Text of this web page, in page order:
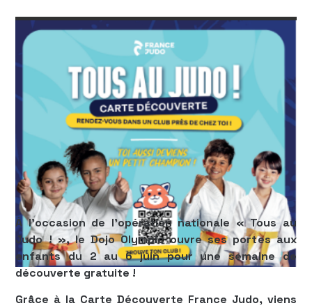
À l’occasion de l’opération nationale« Tous au
Judo ! », le Dojo Olympicouvre ses portes aux
enfants du 2 au 6 juinpour une semaine de
découverte gratuite !
Grâce à la Carte Découverte France Judo, viens